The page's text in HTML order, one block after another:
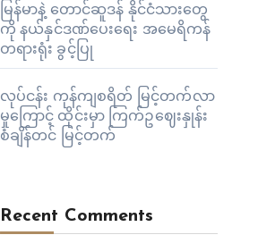
မြန်မာနဲ့ တောင်ဆူဒန် နိုင်ငံသားတွေ
ကို နယ်နှင်ဒဏ်ပေးရေး အမေရိကန်
တရားရုံး ခွင့်ပြု
လုပ်ငန်း ကုန်ကျစရိတ် မြင့်တက်လာ
မှုကြောင့် ထိုင်းမှာ ကြက်ဥဈေးနှုန်း
စံချိန်တင် မြင့်တက်
Recent Comments